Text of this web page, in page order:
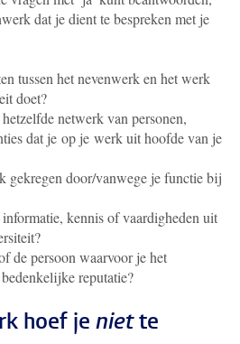
dat je dient te bespreken met je
tussen het nevenwerk en het werk
doet?
netwerk van personen,
dat je op je werk uit hoofde van je
gekregen door/vanwege je functie bij
kennis of vaardigheden uit
de persoon waarvoor je het
reputatie?
hoef je niette